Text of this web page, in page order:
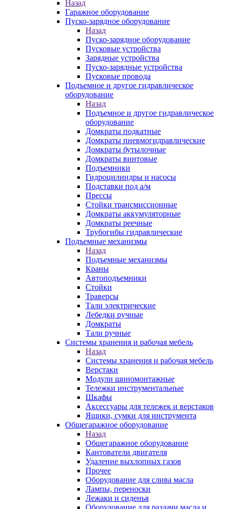
Назад
Гаражное оборудование
Пуско-зарядное оборудование
Назад
Пуско-зарядное оборудование
Пусковые устройства
Зарядные устройства
Пуско-зарядные устройства
Пусковые провода
Подъемное и другое гидравлическое
оборудование
Назад
Подъемное и другое гидравлическое
оборудование
Домкраты подкатные
Домкраты пневмогидравлические
Домкраты бутылочные
Домкраты винтовые
Подъемники
Гидроцилиндры и насосы
Подставки под а/м
Прессы
Стойки трансмиссионные
Домкраты аккумуляторные
Домкраты реечные
Трубогибы гидравлические
Подъемные механизмы
Назад
Подъемные механизмы
Краны
Автоподъемники
Стойки
Траверсы
Тали электрические
Лебедки ручные
Домкраты
Тали ручные
Системы хранения и рабочая мебель
Назад
Системы хранения и рабочая мебель
Верстаки
Модули шиномонтажные
Тележки инструментальные
Шкафы
Аксессуары для тележек и верстаков
Ящики, сумки для инструмента
Общегаражное оборудование
Назад
Общегаражное оборудование
Кантователи двигателя
Удаление выхлопных газов
Прочее
Оборудование для слива масла
Лампы, переноски
Лежаки и сиденья
Оборудование для раздачи масла и